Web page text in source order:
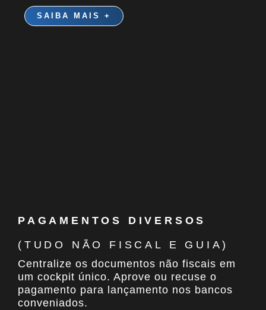
SAIBA MAIS +
PAGAMENTOS DIVERSOS
(TUDO NÃO FISCAL E GUIA)
Centralize os documentos não fiscais em
um cockpit único. Aprove ou recuse o
pagamento para lançamento nos bancos
conveniados.